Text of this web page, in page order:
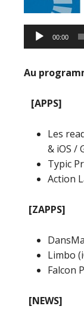
00:00
Au
[APPS]
Les
& iOS /
Typic
Action
[ZAPPS]
Limbo
Falcon
[NEWS]